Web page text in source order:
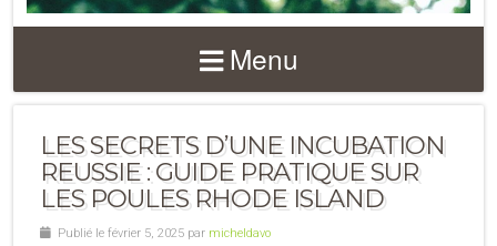
Menu
LES SECRETS D’UNE INCUBATION
REUSSIE : GUIDE PRATIQUE SUR
LES POULES RHODE ISLAND
Publié le février 5, 2025 par micheldavo